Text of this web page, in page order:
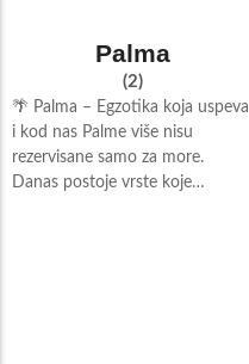
Palma
(2)
🌴 Palma – Egzotika koja uspeva
i kod nas Palme više nisu
rezervisane samo za more.
Danas postoje vrste koje…